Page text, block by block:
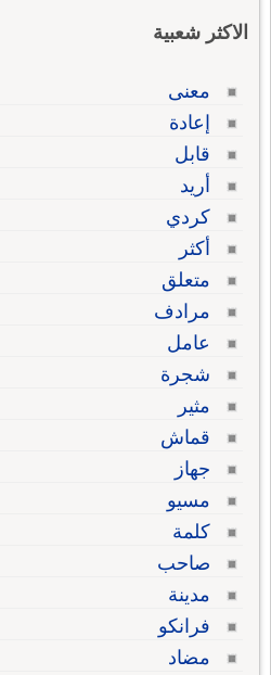
الاكثر شعبية
معنى
إعادة
قابل
أريد
كردي
أكثر
متعلق
مرادف
عامل
شجرة
مثير
قماش
جهاز
مسيو
كلمة
صاحب
مدينة
فرانكو
مضاد